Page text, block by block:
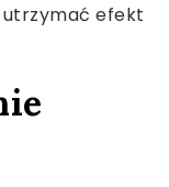
utrzymać efekt